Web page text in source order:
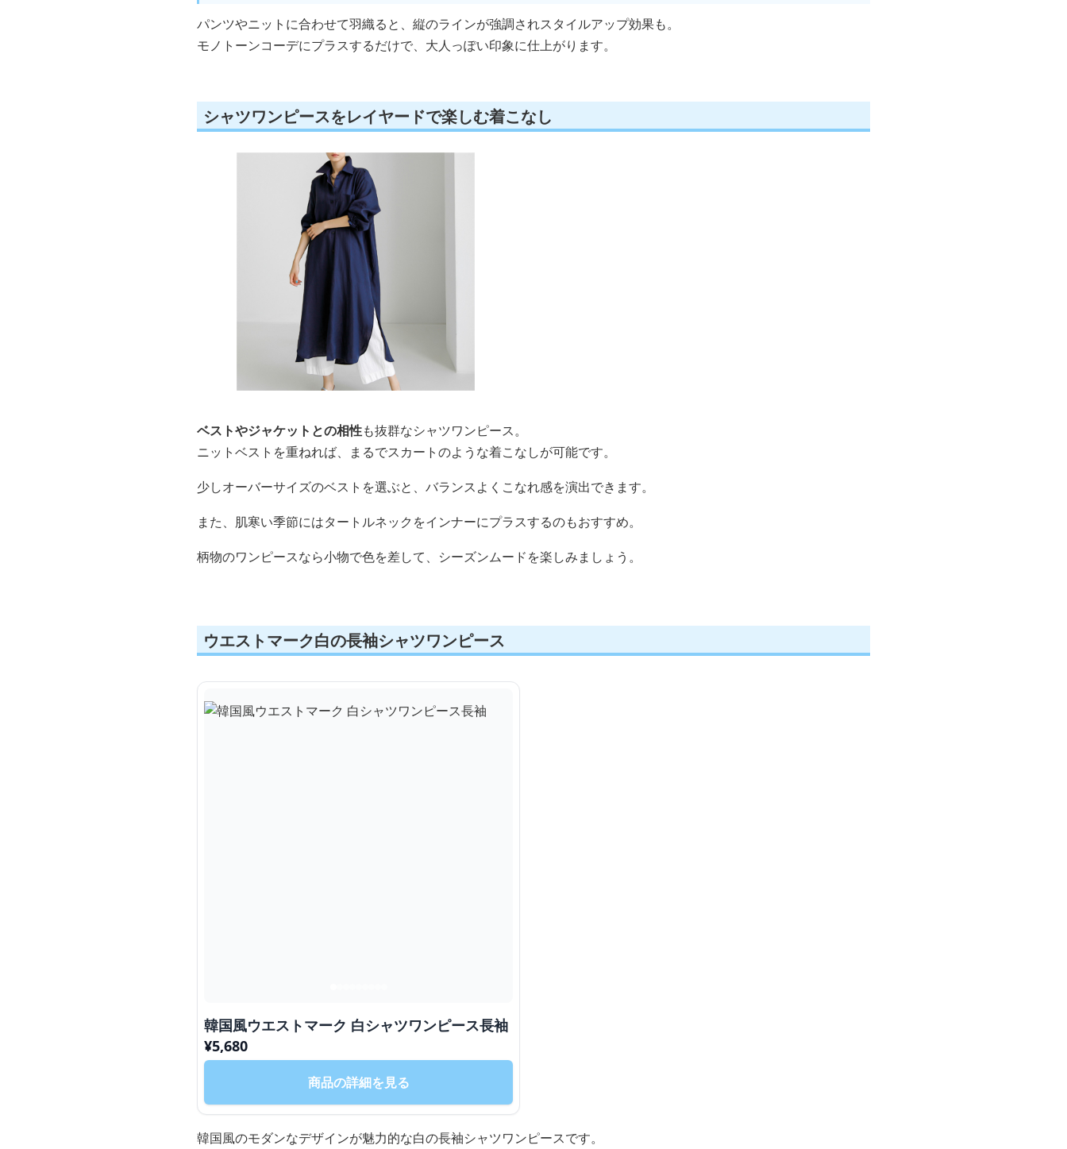
パンツやニットに合わせて羽織ると、縦のラインが強調されスタイルアップ効果も。
モノトーンコーデにプラスするだけで、大人っぽい印象に仕上がります。
シャツワンピースをレイヤードで楽しむ着こなし
ベストやジャケットとの相性も抜群なシャツワンピース。
ニットベストを重ねれば、まるでスカートのような着こなしが可能です。
少しオーバーサイズのベストを選ぶと、バランスよくこなれ感を演出できます。
また、肌寒い季節にはタートルネックをインナーにプラスするのもおすすめ。
柄物のワンピースなら小物で色を差して、シーズンムードを楽しみましょう。
ウエストマーク白の長袖シャツワンピース
韓国風ウエストマーク 白シャツワンピース長袖
¥5,680
商品の詳細を見る
韓国風のモダンなデザインが魅力的な白の長袖シャツワンピースです。